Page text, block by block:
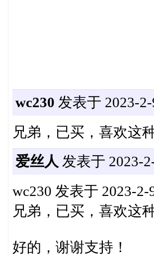
wc230 发表于 2023-
兄弟，已买，喜欢这
爱丝人 发表于 2023-
wc230 发表于 2023-2-
兄弟，已买，喜欢这
好的，谢谢支持！